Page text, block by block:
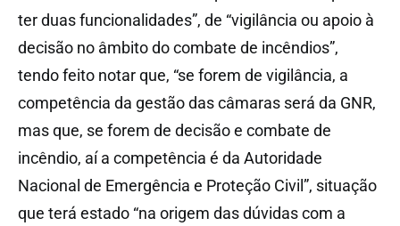
ter duas funcionalidades”, de “vigilância ou apoio à
decisão no âmbito do combate de incêndios”,
tendo feito notar que, “se forem de vigilância, a
competência da gestão das câmaras será da GNR,
mas que, se forem de decisão e combate de
incêndio, aí a competência é da Autoridade
Nacional de Emergência e Proteção Civil”, situação
que terá estado “na origem das dúvidas com a